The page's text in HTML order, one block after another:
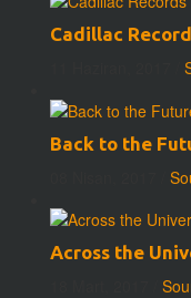
Cadillac
Back to the
Across the